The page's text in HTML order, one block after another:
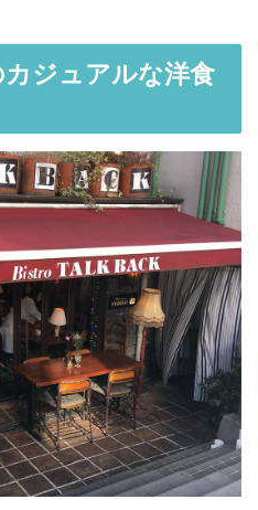
ジュアルな洋食